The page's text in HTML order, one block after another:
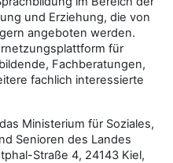
und Erziehung, die von
angeboten werden.
für
Fachberatungen,
fachlich interessierte
Ministerium für Soziales,
Senioren des Landes
Straße 4, 24143 Kiel,